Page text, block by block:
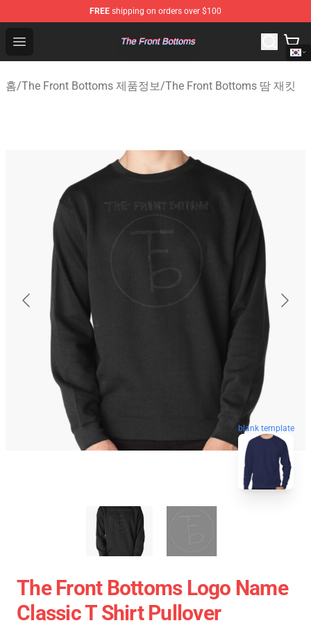
FREE shipping on orders over $100
Open menu
The Front Bottoms Store - Official The Front Bottoms
홈/The Front Bottoms 제품정보/The Front Bottoms 땀 재킷
blank template
The Front Bottoms Logo Name
Classic T Shirt Pullover